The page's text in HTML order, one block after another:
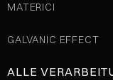
MATERICI
GALVANIC EFFECT
ALLE